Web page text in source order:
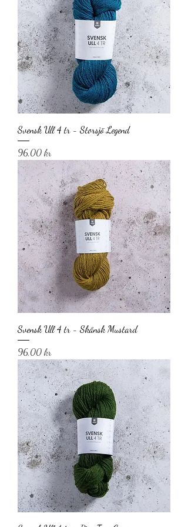
Svensk Ull 4 tr - Storsjö Legend
Pris
96,00 kr
Svensk Ull 4 tr - Skånsk Mustard
Pris
96,00 kr